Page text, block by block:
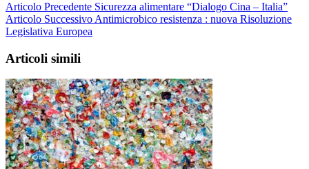
Articolo Precedente Sicurezza alimentare “Dialogo Cina – Italia”
Articolo Successivo Antimicrobico resistenza : nuova Risoluzione
Legislativa Europea
Articoli simili